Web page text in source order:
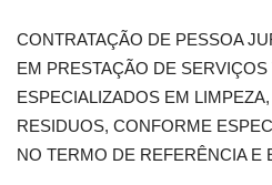
Floriano
Secretarias e Órgãos
Mural de Licitações
CONTRATAÇÃO DE PESSOA
EM PRESTAÇÃO DE
ESPECIALIZADOS EM
RESIDUOS, CONFORME
NO TERMO DE REFERÊNCIA E